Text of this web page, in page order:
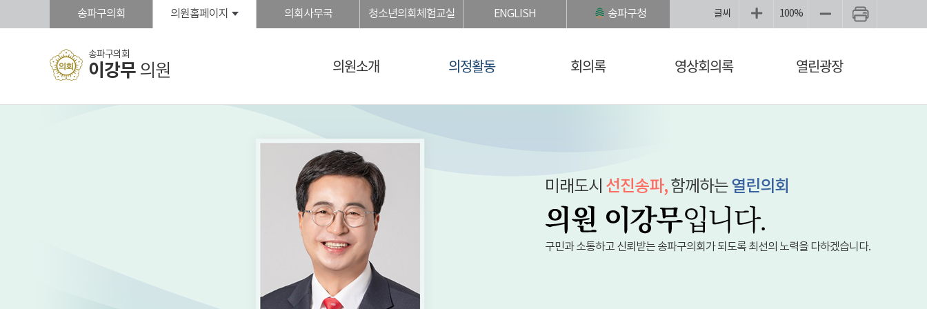
송파구의회 의원홈페이지 의회사무국 청소년의회체험교실 ENGLISH 송파구청 글씨 100%
송파구의회
이강무 의원 의원소개 의정활동 회의록 영상회의록 열린광장
미래도시 선진송파,함께하는열린의회
구민과 소통하고 신뢰받는 송파구의회가 되도록 최선의 노력을 다하겠습니다.